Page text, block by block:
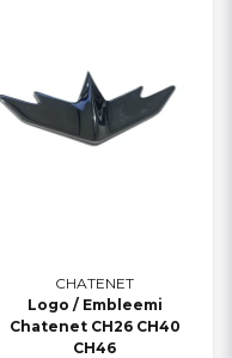
CHATENET
Logo / Embleemi
Chatenet CH26 CH40
CH46